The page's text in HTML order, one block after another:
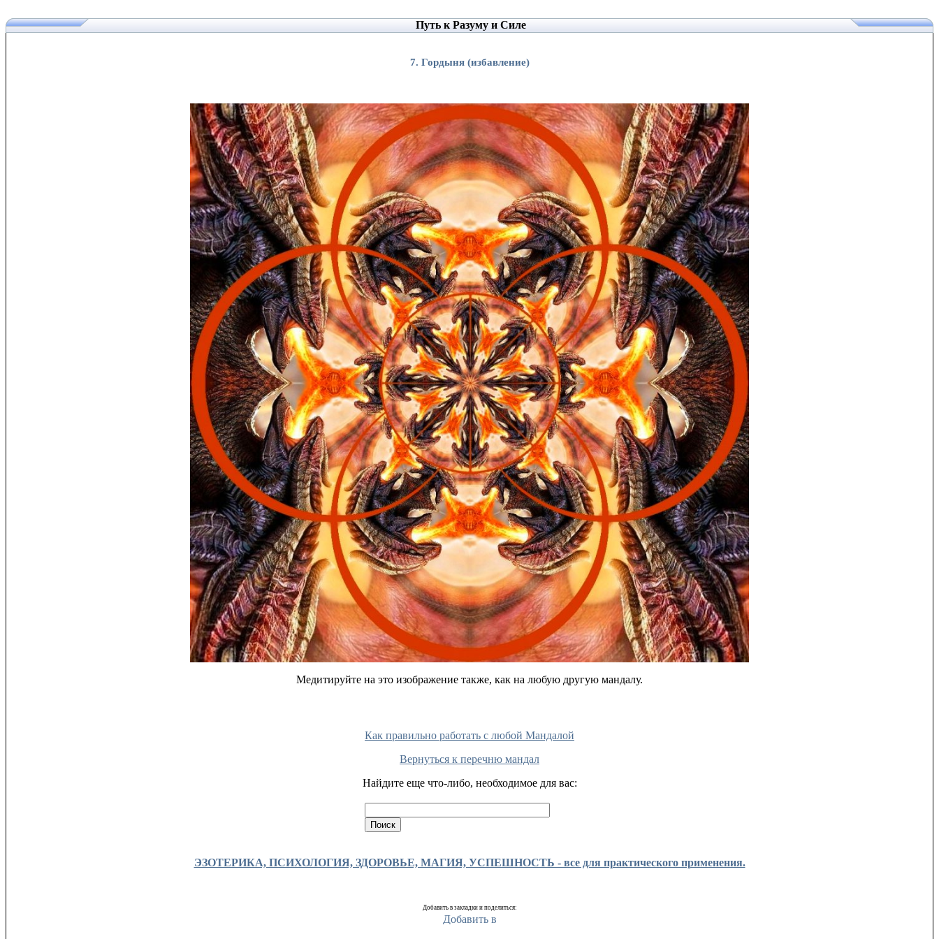
Путь к Разуму и Силе
7. Гордыня (избавление)
Медитируйте на это изображение также, как на любую другую мандалу.
Как правильно работать с любой Мандалой
Вернуться к перечню мандал
Найдите еще что-либо, необходимое для вас:
ЭЗОТЕРИКА, ПСИХОЛОГИЯ, ЗДОРОВЬЕ, МАГИЯ, УСПЕШНОСТЬ - все для практического применения.
Добавить в закладки и поделиться: